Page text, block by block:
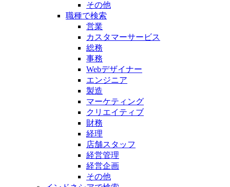
その他
職種で検索
営業
カスタマーサービス
総務
事務
Webデザイナー
エンジニア
製造
マーケティング
クリエイティブ
財務
経理
店舗スタッフ
経営管理
経営企画
その他